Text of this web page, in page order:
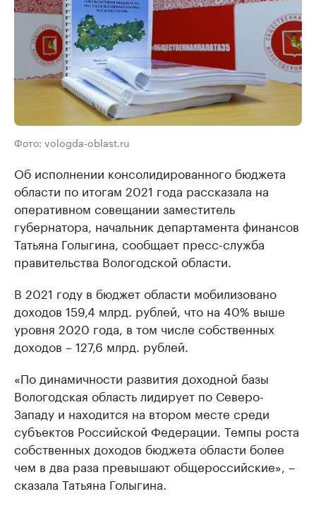
Фото: vologda-oblast.ru
Об исполнении консолидированного бюджета
области по итогам 2021 года рассказала на
оперативном совещании заместитель
губернатора, начальник департамента финансов
Татьяна Голыгина, сообщает пресс-служба
правительства Вологодской области.
В 2021 году в бюджет области мобилизовано
доходов 159,4 млрд. рублей, что на 40% выше
уровня 2020 года, в том числе собственных
доходов – 127,6 млрд. рублей.
«По динамичности развития доходной базы
Вологодская область лидирует по Северо-
Западу и находится на втором месте среди
субъектов Российской Федерации. Темпы роста
собственных доходов бюджета области более
чем в два раза превышают общероссийские», –
сказала Татьяна Голыгина.